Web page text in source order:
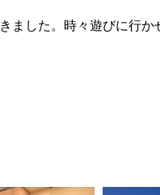
ました。時々遊びに行